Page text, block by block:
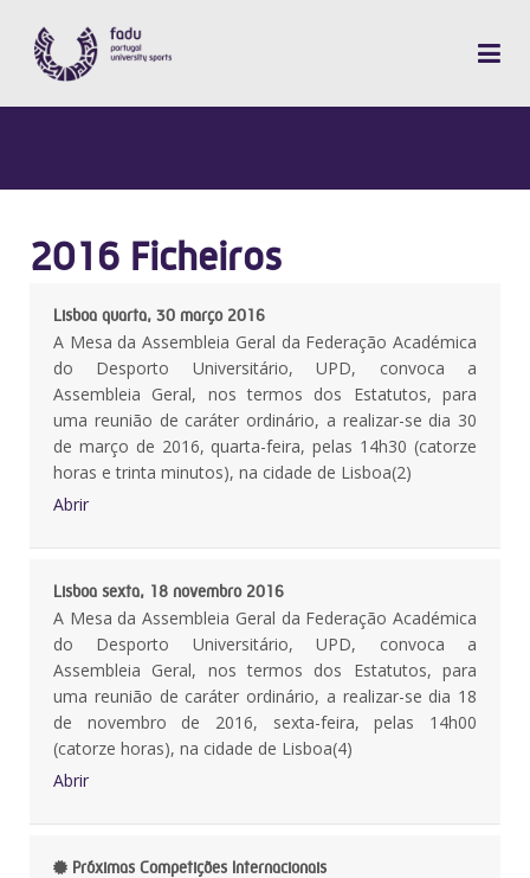
2016 Ficheiros
Lisboa quarta, 30 março 2016
A Mesa da Assembleia Geral da Federação Académica
do Desporto Universitário, UPD, convoca a
Assembleia Geral, nos termos dos Estatutos, para
uma reunião de caráter ordinário, a realizar-se dia 30
de março de 2016, quarta-feira, pelas 14h30 (catorze
horas e trinta minutos), na cidade de Lisboa(2)
Abrir
Lisboa sexta, 18 novembro 2016
A Mesa da Assembleia Geral da Federação Académica
do Desporto Universitário, UPD, convoca a
Assembleia Geral, nos termos dos Estatutos, para
uma reunião de caráter ordinário, a realizar-se dia 18
de novembro de 2016, sexta-feira, pelas 14h00
(catorze horas), na cidade de Lisboa(4)
Abrir
Próximas Competições Internacionais